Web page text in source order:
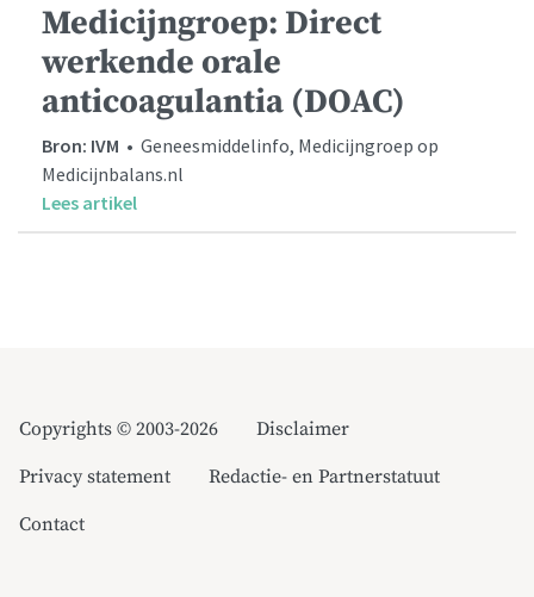
Medicijngroep: Direct
werkende orale
anticoagulantia (DOAC)
Bron: IVM • Geneesmiddelinfo, Medicijngroep op
Medicijnbalans.nl
Lees artikel
Copyrights © 2003-2026
Disclaimer
Privacy statement
Redactie- en Partnerstatuut
Contact